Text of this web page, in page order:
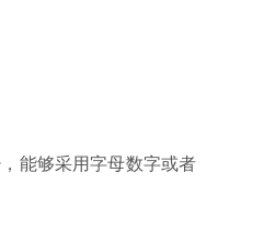
能够采用字母数字或者